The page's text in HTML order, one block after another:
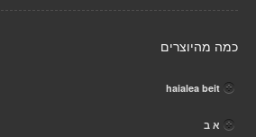
כמה מהיוצרים
haialea beit
א ב